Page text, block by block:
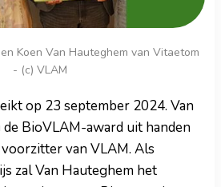
Koen Van Hauteghem van Vitaetom
- (c) VLAM
op 23 september 2024. Van
BioVLAM-award uit handen
van VLAM. Als
zal Van Hauteghem het